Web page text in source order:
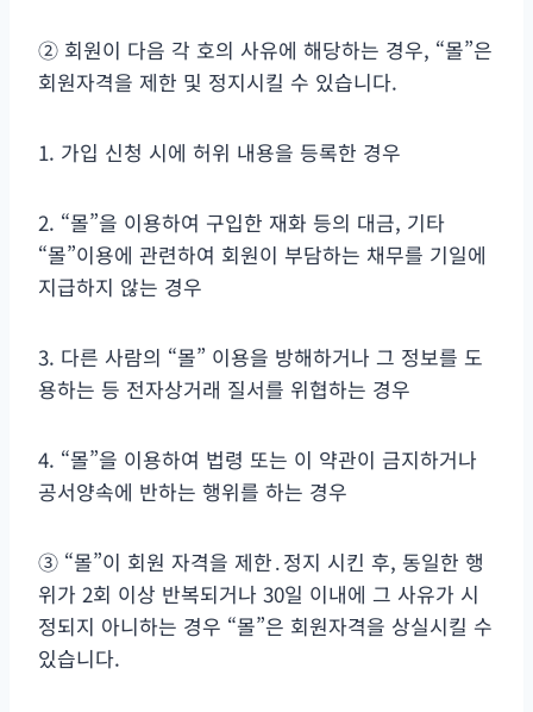
② 회원이 다음 각 호의 사유에 해당하는 경우, “몰”은
회원자격을 제한 및 정지시킬 수 있습니다.
1. 가입 신청 시에 허위 내용을 등록한 경우
2. “몰”을 이용하여 구입한 재화 등의 대금, 기타
“몰”이용에 관련하여 회원이 부담하는 채무를 기일에
지급하지 않는 경우
3. 다른 사람의 “몰” 이용을 방해하거나 그 정보를 도
용하는 등 전자상거래 질서를 위협하는 경우
4. “몰”을 이용하여 법령 또는 이 약관이 금지하거나
공서양속에 반하는 행위를 하는 경우
③ “몰”이 회원 자격을 제한․정지 시킨 후, 동일한 행
위가 2회 이상 반복되거나 30일 이내에 그 사유가 시
정되지 아니하는 경우 “몰”은 회원자격을 상실시킬 수
있습니다.